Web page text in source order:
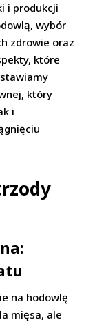
i produkcji
wybór
zdrowie oraz
które
który
i
na hodowlę
mięsa, ale